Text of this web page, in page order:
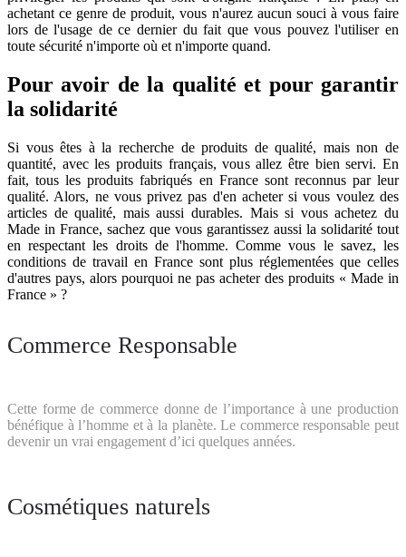
achetant ce genre de produit, vous n'aurez aucun souci à vous faire
lors de l'usage de ce dernier du fait que vous pouvez l'utiliser en
toute sécurité n'importe où et n'importe quand.
Pour avoir de la qualité et pour garantir
la solidarité
Si vous êtes à la recherche de produits de qualité, mais non de
quantité, avec les produits français, vous allez être bien servi. En
fait, tous les produits fabriqués en France sont reconnus par leur
qualité. Alors, ne vous privez pas d'en acheter si vous voulez des
articles de qualité, mais aussi durables. Mais si vous achetez du
Made in France, sachez que vous garantissez aussi la solidarité tout
en respectant les droits de l'homme. Comme vous le savez, les
conditions de travail en France sont plus réglementées que celles
d'autres pays, alors pourquoi ne pas acheter des produits « Made in
France » ?
Commerce Responsable
Cette forme de commerce donne de l’importance à une production
bénéfique à l’homme et à la planète. Le commerce responsable peut
devenir un vrai engagement d’ici quelques années.
Cosmétiques naturels